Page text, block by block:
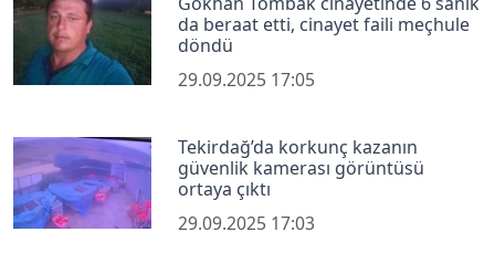
da beraat etti, cinayet faili meçhule
döndü
29.09.2025 17:05
Tekirdağ’da korkunç kazanın
güvenlik kamerası görüntüsü
ortaya çıktı
29.09.2025 17:03